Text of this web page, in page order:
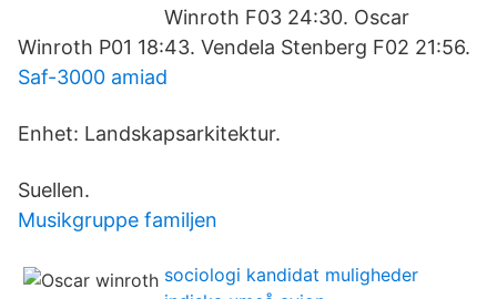
Winroth F03 24:30. Oscar
Winroth P01 18:43. Vendela Stenberg F02 21:56.
Saf-3000 amiad
Enhet: Landskapsarkitektur.
Suellen.
Musikgruppe familjen
sociologi kandidat muligheder